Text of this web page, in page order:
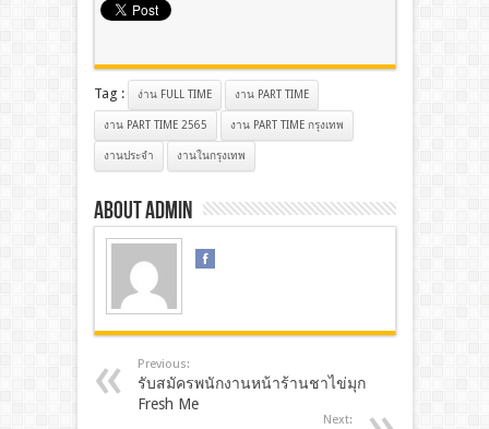
Tag : ง่าน FULL TIME งาน PART TIME
งาน PART TIME 2565 งาน PART TIME กรุงเทพ
งานประจํา งานในกรุงเทพ
About admin
Previous:
รับสมัครพนักงานหน้าร้านชาไข่มุก
Fresh Me
Next: